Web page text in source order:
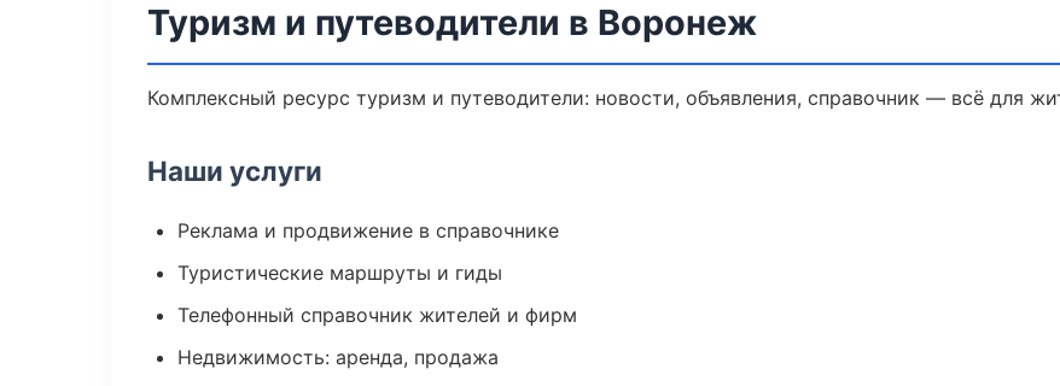
Туризм и путеводители в Воронеж
Комплексный ресурс туризм и путеводители: новости, объявления, справочник — всё для
Наши услуги
Реклама и продвижение в справочнике
Туристические маршруты и гиды
Телефонный справочник жителей и фирм
Недвижимость: аренда, продажа